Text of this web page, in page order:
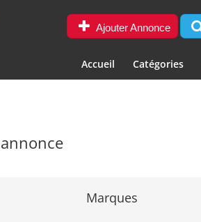
Ajouter Annonce
Accueil Catégories
Marques